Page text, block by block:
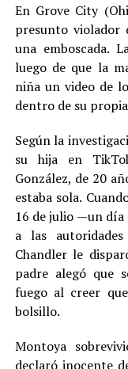
En Grove City
presunto violador
una emboscada.
luego de que la
niña un video de
dentro de su propia
Según la
su hija en
González, de 20
estaba sola.
16 de julio —un día
a las
Chandler le
padre alegó que
fuego al creer
bolsillo.
Montoya
declaró inocente